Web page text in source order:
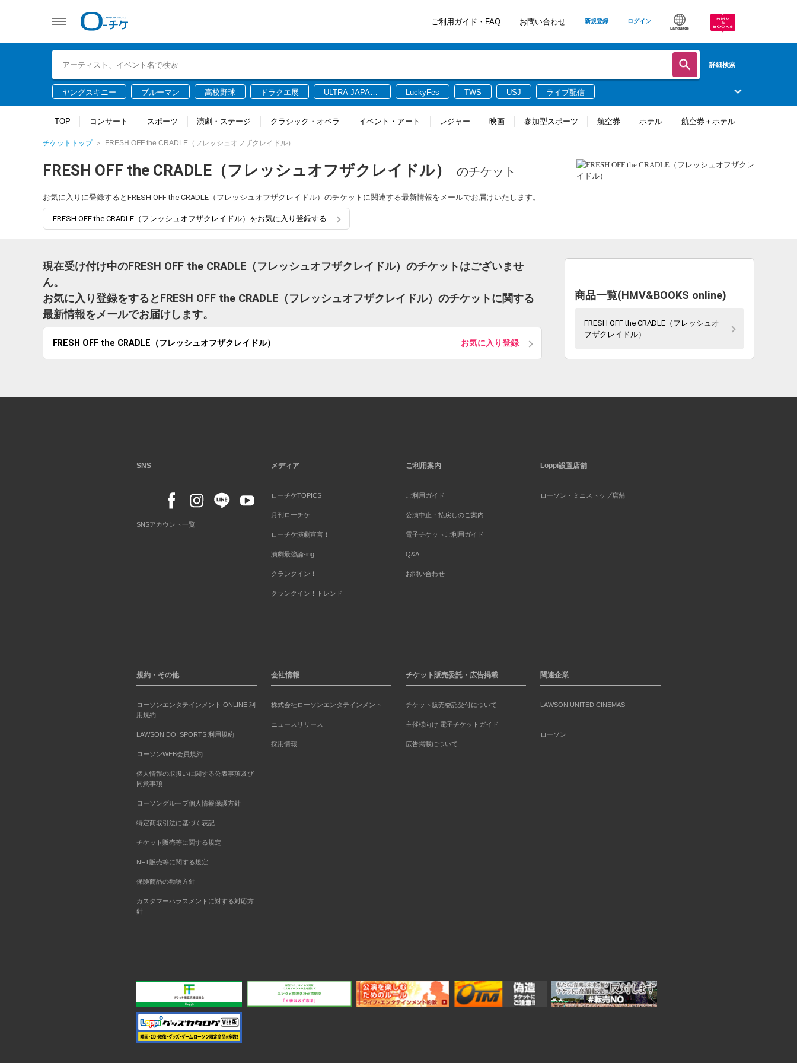
ご利用ガイド・FAQ お問い合わせ 新規登録 ログイン
Language
詳細検索
ヤングスキニー ブルーマン 高校野球 ドラクエ展
ULTRA JAPAN
LuckyFes TWS USJ ライブ配信
TOP コンサート スポーツ 演劇・ステージ クラシック・オペラ イベント・アート レジャー 映画 参加型スポーツ 航空券 ホテル 航空券＋ホテル
チケットトップ FRESH OFF the CRADLE（フレッシュオフザクレイドル）
FRESH OFF the CRADLE（フレッシュオフザクレイドル） のチケット
お気に入りに登録するとFRESH OFF the CRADLE（フレッシュオフザクレイドル）のチケットに関連する最新情報をメールでお届けいたします。
FRESH OFF the CRADLE（フレッシュオフザクレイドル）をお気に入り登録する
現在受け付け中のFRESH OFF the CRADLE（フレッシュオフザクレイドル）のチケットはございませ
ん。
お気に入り登録をするとFRESH OFF the CRADLE（フレッシュオフザクレイドル）のチケットに関する
最新情報をメールでお届けします。
FRESH OFF the CRADLE（フレッシュオフザクレイドル） お気に入り登録
商品一覧(HMV&BOOKS online)
FRESH OFF the CRADLE（フレッシュオ
フザクレイドル）
SNS
SNSアカウント一覧
メディア
ローチケTOPICS
月刊ローチケ
ローチケ演劇宣言！
演劇最強論-ing
クランクイン！
クランクイン！トレンド
ご利用案内
ご利用ガイド
公演中止・払戻しのご案内
電子チケットご利用ガイド
Q&A
お問い合わせ
Loppi設置店舗
ローソン・ミニストップ店舗
規約・その他
ローソンエンタテインメント ONLINE 利
用規約
LAWSON DO! SPORTS 利用規約
ローソンWEB会員規約
個人情報の取扱いに関する公表事項及び
同意事項
ローソングループ個人情報保護方針
特定商取引法に基づく表記
チケット販売等に関する規定
NFT販売等に関する規定
保険商品の勧誘方針
カスタマーハラスメントに対する対応方
針
会社情報
株式会社ローソンエンタテインメント
ニュースリリース
採用情報
チケット販売委託・広告掲載
チケット販売委託受付について
主催様向け 電子チケットガイド
広告掲載について
関連企業
LAWSON UNITED CINEMAS
ローソン